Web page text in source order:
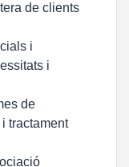
de clients
i
i
de
tractament